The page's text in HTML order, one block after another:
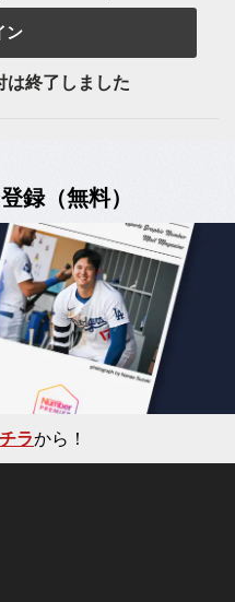
ン
は終了しました
録（無料）
ラから！